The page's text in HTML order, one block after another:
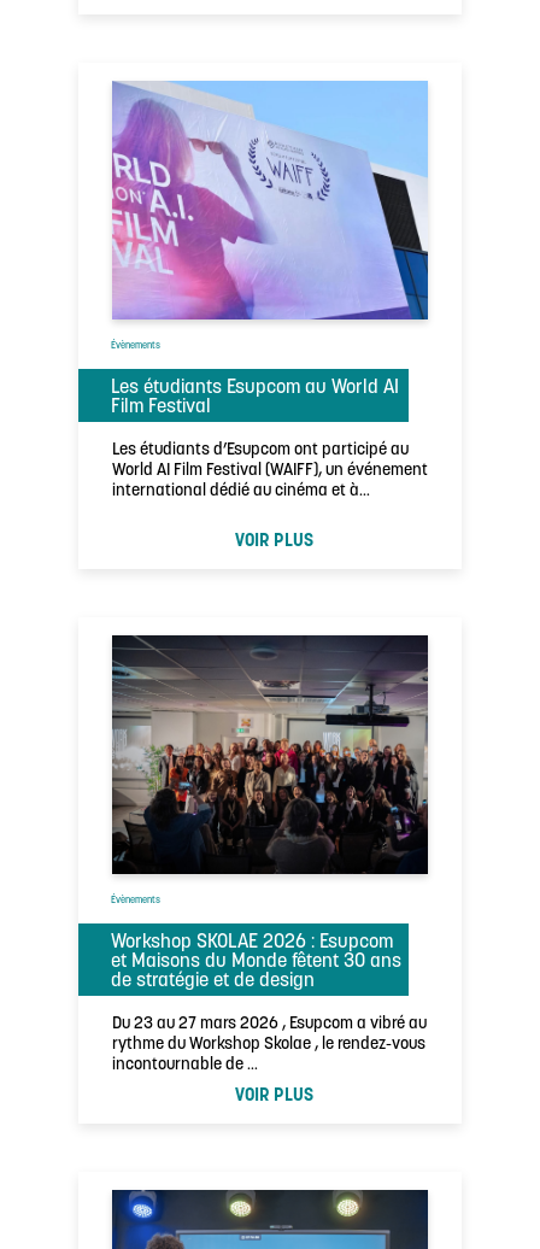
Évènements
Les étudiants Esupcom au World AI
Film Festival
Les étudiants d’Esupcom ont participé au
World AI Film Festival (WAIFF), un événement
international dédié au cinéma et à
VOIR PLUS
Évènements
Workshop SKOLAE 2026 : Esupcom
et Maisons du Monde fêtent 30 ans
de stratégie et de design
Du 23 au 27 mars 2026 , Esupcom a vibré au
rythme du Workshop Skolae , le rendez-vous
incontournable de …
VOIR PLUS